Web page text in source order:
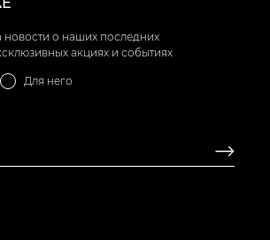
о наших последних
акциях и событиях
Для него